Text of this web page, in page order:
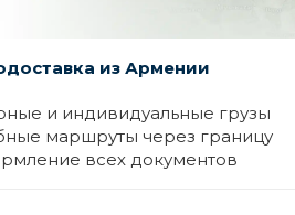
из Армении
и индивидуальные грузы
маршруты через границу
всех документов